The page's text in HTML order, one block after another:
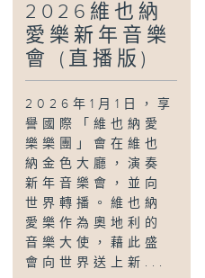
2026維也納
愛樂新年音樂
會 (直播版)
2026年1月1日，享
譽國際「維也納愛
樂樂團」會在維也
納金色大廳，演奏
新年音樂會，並向
世界轉播。維也納
愛樂作為奧地利的
音樂大使，藉此盛
會向世界送上新...